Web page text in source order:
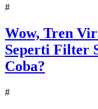
#
Wow, Tren
Seperti Filter
Coba?
#